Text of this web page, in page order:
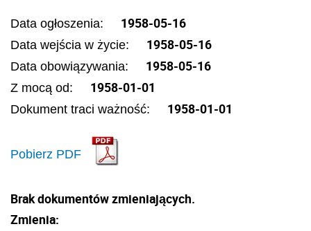
Data ogłoszenia: 1958-05-16
Data wejścia w życie: 1958-05-16
Data obowiązywania: 1958-05-16
Z mocą od: 1958-01-01
Dokument traci ważność: 1958-01-01
Pobierz PDF
Brak dokumentów zmieniających.
Zmienia: